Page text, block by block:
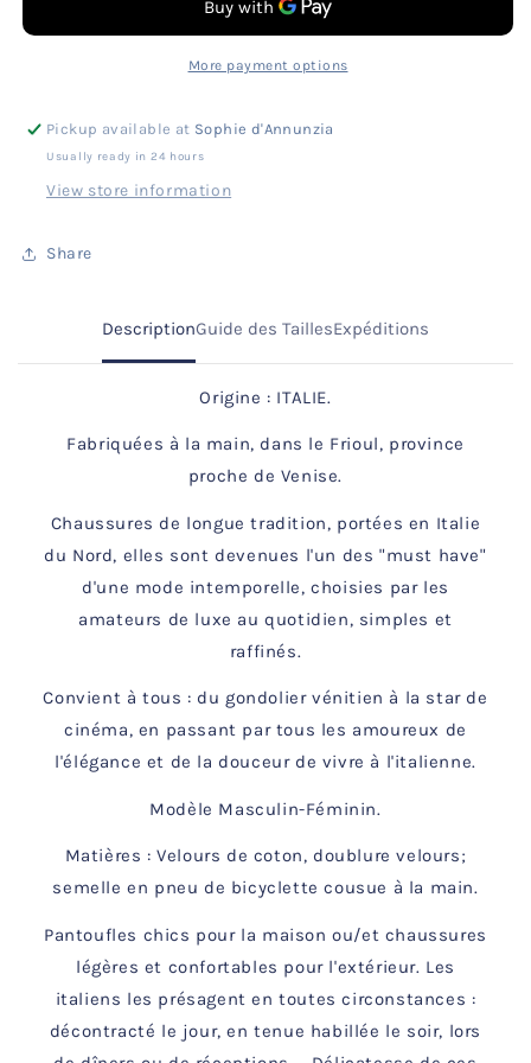
clair
cassé
beige
clair
cassé
More payment options
Pickup available at Sophie d'Annunzia
Usually ready in 24 hours
View store information
Share
DescriptionGuide des TaillesExpéditions
Origine : ITALIE.
Fabriquées à la main, dans le Frioul, province
proche de Venise.
Chaussures de longue tradition, portées en Italie
du Nord, elles sont devenues l'un des "must have"
d'une mode intemporelle, choisies par les
amateurs de luxe au quotidien, simples et
raffinés.
Convient à tous : du gondolier vénitien à la star de
cinéma, en passant par tous les amoureux de
l'élégance et de la douceur de vivre à l'italienne.
Modèle Masculin-Féminin.
Matières : Velours de coton, doublure velours;
semelle en pneu de bicyclette cousue à la main.
Pantoufles chics pour la maison ou/et chaussures
légères et confortables pour l'extérieur. Les
italiens les présagent en toutes circonstances :
décontracté le jour, en tenue habillée le soir, lors